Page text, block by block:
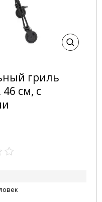
гриль
46 см, с